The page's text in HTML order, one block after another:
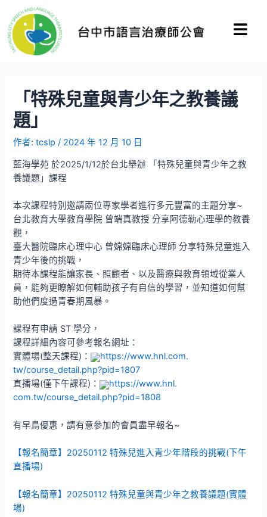
「特殊兒童與青少年之教養議
題」
作者:tcslp/ 2024 年 12 月 10 日
藍海學苑 於2025/1/12於台北舉辦 「特殊兒童與青少年之教
養議題」課程
本次課程特別邀請兩位專家學者進行多元豐富的主題分享~
台北教育大學教育學院 曾端真教授 分享阿德勒心理學的教養
觀，
臺大醫院臨床心理中心 曾嫦嫦臨床心理師 分享特殊兒童進入
青少年後的挑戰，
期待本課程能讓家長、照顧者、以及醫療與教育領域從業人
員， 能夠更瞭解如何輔助孩子有自信的學習， 並知道如何幫
助他們度過青春期風暴。
課程有申請 ST 學分，
課程詳細內容可參考報名網址：
實體場(整天課程)：
https://www.hnl.com.
tw/course_detail.php?pid=1807
直播場(僅下午課程)：
https://www.hnl.
com.tw/course_detail.php?pid=1808
有早鳥優惠，請有意參加的會員盡早報名~
【報名簡章】20250112 特殊兒進入青少年階段的挑戰(下午
直播場)
【報名簡章】20250112 特殊兒童與青少年之教養議題(實體
場)